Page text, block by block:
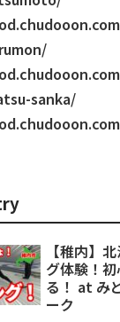
sanka/
【稚内】
グ体験！
る！ at み
ーク